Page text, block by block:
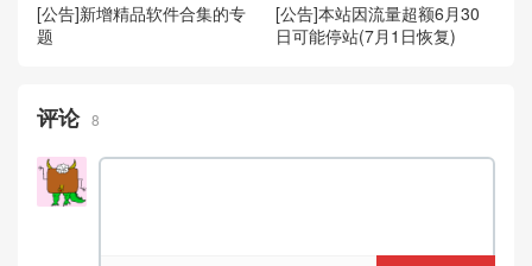
[公告]新增精品软件合集的专
题
[公告]本站因流量超额6月30
日可能停站(7月1日恢复)
评论 8